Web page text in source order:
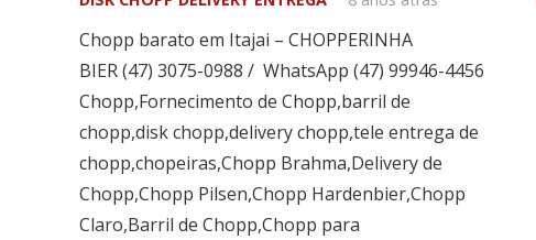
Chopp barato em Itajai – CHOPPERINHA
BIER (47) 3075-0988 / WhatsApp (47) 99946-4456
Chopp,Fornecimento de Chopp,barril de
chopp,disk chopp,delivery chopp,tele entrega de
chopp,chopeiras,Chopp Brahma,Delivery de
Chopp,Chopp Pilsen,Chopp Hardenbier,Chopp
Claro,Barril de Chopp,Chopp para